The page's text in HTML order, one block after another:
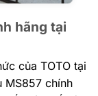
hãng tại
của TOTO tại
MS857 chính